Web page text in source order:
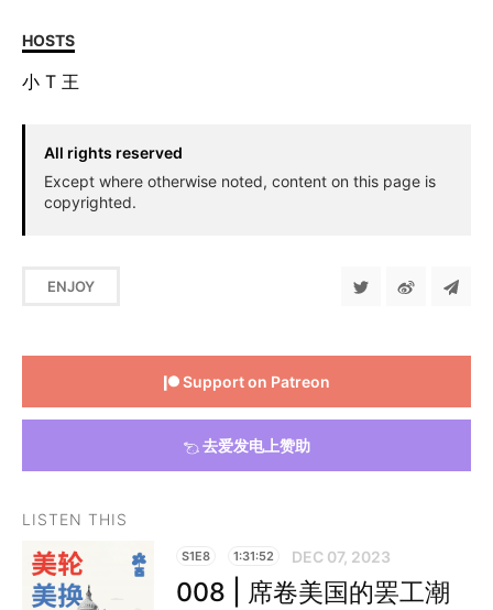
HOSTS
小 T 王
All rights reserved
Except where otherwise noted, content on this page is
copyrighted.
ENJOY
Support on Patreon
去爱发电上赞助
LISTEN THIS
S1E8 1:31:52 DEC 07, 2023
008 | 席卷美国的罢工潮